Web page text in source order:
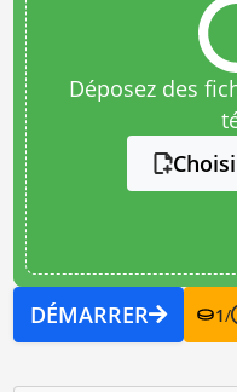
Déposez des
DÉMARRER 1/